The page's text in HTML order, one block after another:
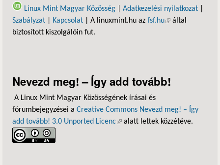
Linux Mint Magyar Közösség
Adatkezelési nyilatkozat
Szabályzat
Kapcsolat | A linuxmint.hu az fsf.hu(külső hivatkozás)
által
biztosított kiszolgálóin fut.
Nevezd meg! – Így add tovább!
A Linux Mint Magyar Közösségének írásai és
fórumbejegyzései a Creative Commons Nevezd meg! – Így
add tovább! 3.0 Unported Licenc(külső hivatkozás)
alatt lettek közzétéve.